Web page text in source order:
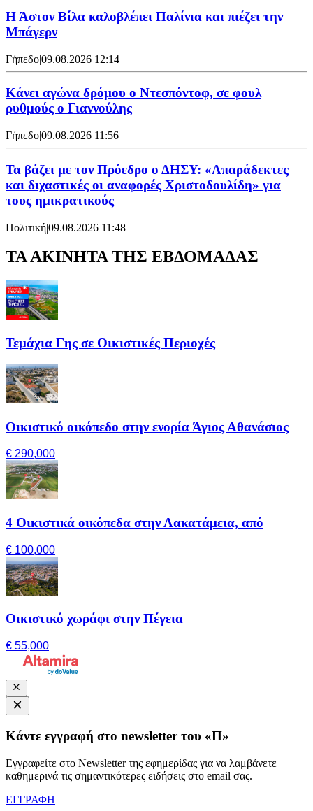
Η Άστον Βίλα καλοβλέπει Παλίνια και πιέζει την
Μπάγερν
Γήπεδο|09.08.2026 12:14
Kάνει αγώνα δρόμου ο Ντεσπόντοφ, σε φουλ
ρυθμούς ο Γιαννούλης
Γήπεδο|09.08.2026 11:56
Τα βάζει με τον Πρόεδρο ο ΔΗΣΥ: «Απαράδεκτες
και διχαστικές οι αναφορές Χριστοδουλίδη» για
τους ημικρατικούς
Πολιτική|09.08.2026 11:48
ΤΑ ΑΚΙΝΗΤΑ ΤΗΣ ΕΒΔΟΜΑΔΑΣ
Τεμάχια Γης σε Οικιστικές Περιοχές
Οικιστικό οικόπεδο στην ενορία Άγιος Αθανάσιος
€ 290,000
4 Οικιστικά οικόπεδα στην Λακατάμεια, από
€ 100,000
Οικιστικό χωράφι στην Πέγεια
€ 55,000
Κάντε εγγραφή στο newsletter του «Π»
Εγγραφείτε στο Newsletter της εφημερίδας για να λαμβάνετε
καθημερινά τις σημαντικότερες ειδήσεις στο email σας.
ΕΓΓΡΑΦΗ